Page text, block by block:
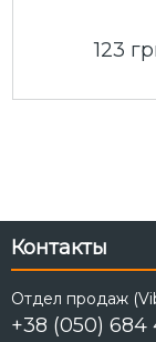
123
Контакты
Отдел продаж
+38 (050) 684